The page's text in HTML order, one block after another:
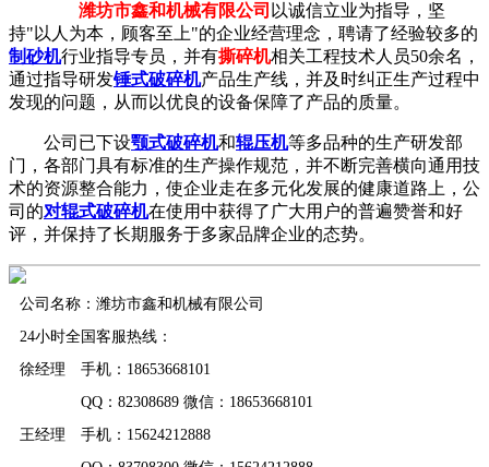
潍坊市鑫和机械有限公司 以诚信立业为指导，坚
持"以人为本，顾客至上"的企业经营理念，聘请了经验较多的
制砂机行业指导专员，并有撕碎机相关工程技术人员50余名，
通过指导研发锤式破碎机产品生产线，并及时纠正生产过程中
发现的问题，从而以优良的设备保障了产品的质量。
公司已下设颚式破碎机和辊压机等多品种的生产研发部
门，各部门具有标准的生产操作规范，并不断完善横向通用技
术的资源整合能力，使企业走在多元化发展的健康道路上，公
司的对辊式破碎机在使用中获得了广大用户的普遍赞誉和好
评，并保持了长期服务于多家品牌企业的态势。
公司名称：潍坊市鑫和机械有限公司
24小时全国客服热线：
徐经理 手机：18653668101
QQ：82308689 微信：18653668101
王经理 手机：15624212888